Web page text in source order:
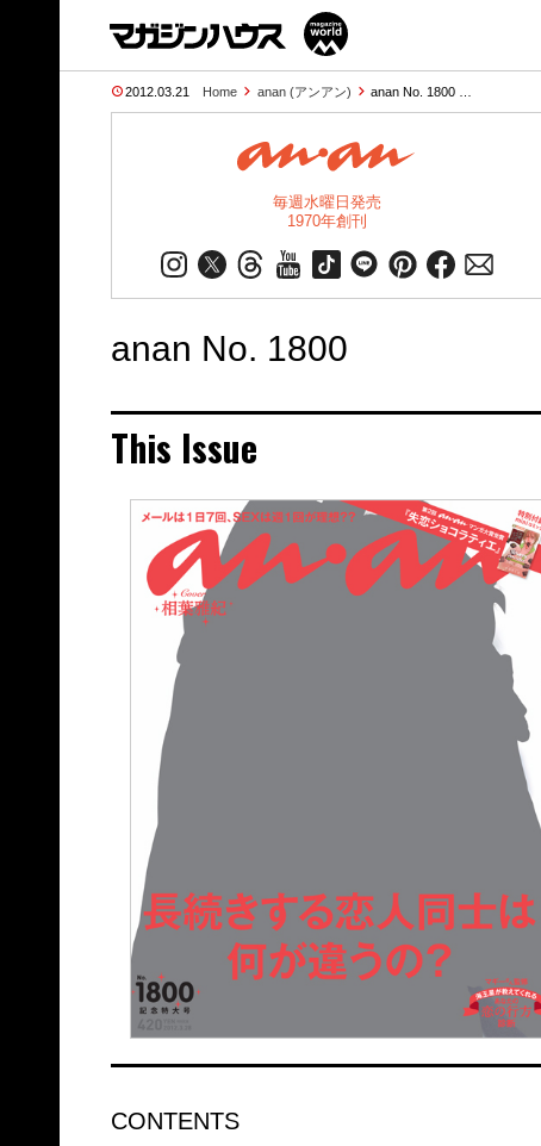
2012.03.21 Home anan (アンアン) anan No. 1800 …
毎週水曜日発売
1970年創刊
anan No. 1800
This Issue
CONTENTS